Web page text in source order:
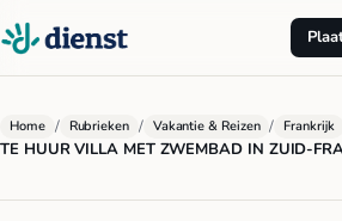
Home / Rubrieken / Vakantie & Reizen / Frankrijk
TE HUUR VILLA MET ZWEMBAD IN ZUID-